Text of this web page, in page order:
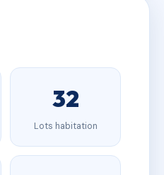
32
Lots habitation